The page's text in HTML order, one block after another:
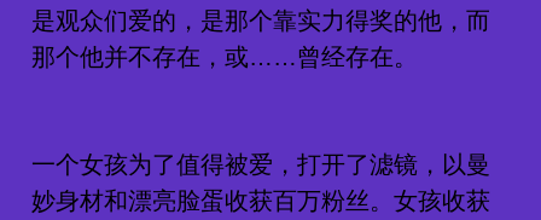
是观众们爱的，是那个靠实力得奖的他，而
那个他并不存在，或……曾经存在。
一个女孩为了值得被爱，打开了滤镜，以曼
妙身材和漂亮脸蛋收获百万粉丝。女孩收获